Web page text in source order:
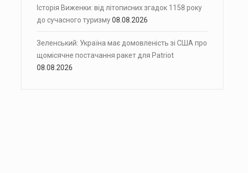
Історія Виженки: від літописних згадок 1158 року
до сучасного туризму08.08.2026
Зеленський: Україна має домовленість зі США про
щомісячне постачання ракет для Patriot
08.08.2026